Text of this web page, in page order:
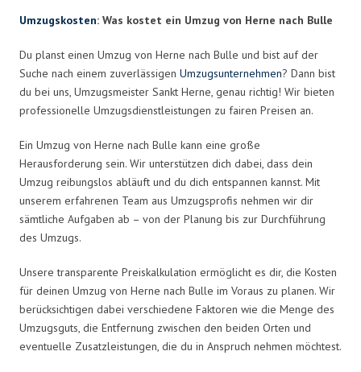
Umzugskosten: Was kostet ein Umzug von Herne nach Bulle
Du planst einen Umzug von Herne nach Bulle und bist auf der
Suche nach einem zuverlässigen Umzugsunternehmen? Dann bist
du bei uns, Umzugsmeister Sankt Herne, genau richtig! Wir bieten
professionelle Umzugsdienstleistungen zu fairen Preisen an.
Ein Umzug von Herne nach Bulle kann eine große
Herausforderung sein. Wir unterstützen dich dabei, dass dein
Umzug reibungslos abläuft und du dich entspannen kannst. Mit
unserem erfahrenen Team aus Umzugsprofis nehmen wir dir
sämtliche Aufgaben ab – von der Planung bis zur Durchführung
des Umzugs.
Unsere transparente Preiskalkulation ermöglicht es dir, die Kosten
für deinen Umzug von Herne nach Bulle im Voraus zu planen. Wir
berücksichtigen dabei verschiedene Faktoren wie die Menge des
Umzugsguts, die Entfernung zwischen den beiden Orten und
eventuelle Zusatzleistungen, die du in Anspruch nehmen möchtest.